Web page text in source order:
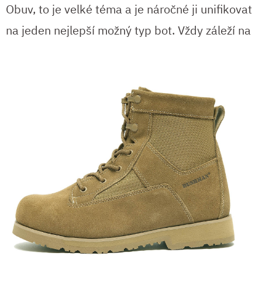
Obuv, to je velké téma a je náročné ji unifikovat
na jeden nejlepší možný typ bot. Vždy záleží na